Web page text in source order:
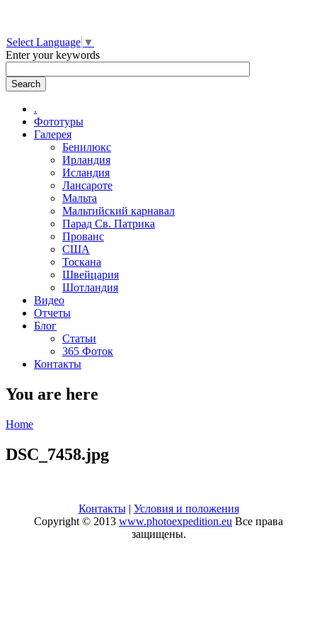
Select Language ▼
Enter your keywords
.
Фототуры
Галерея
Бенилюкс
Ирландия
Исландия
Лансароте
Мальта
Мальтийский карнавал
Парад Св. Патрика
Прованс
США
Тоскана
Швейцария
Шотландия
Видео
Отчеты
Блог
Статьи
365 Фоток
Контакты
You are here
Home
DSC_7458.jpg
Контакты| Условия и положения
Copyright © 2013 www.photoexpedition.eu Все права
защищены.